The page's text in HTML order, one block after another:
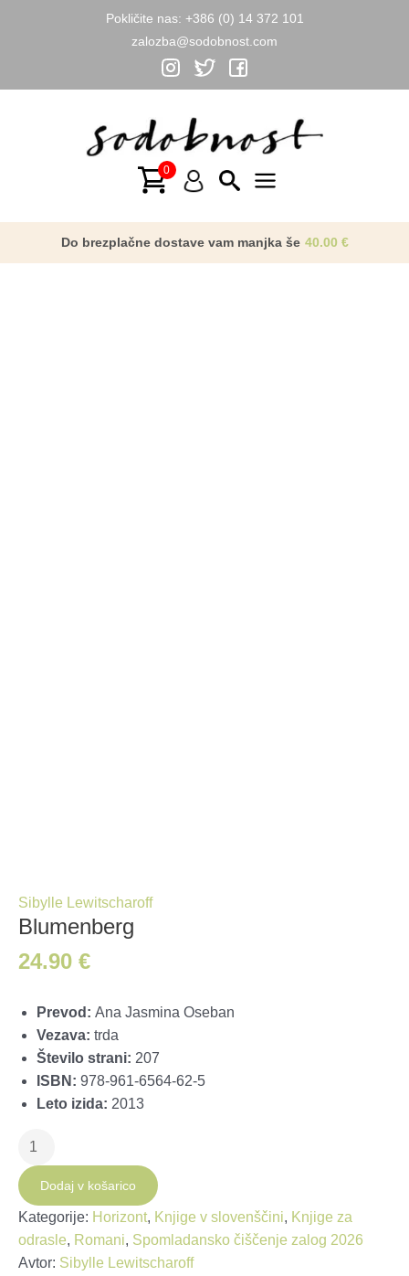
Pokličite nas: +386 (0) 14 372 101
zalozba@sodobnost.com
Menu
Do brezplačne dostave vam manjka še 40.00 €
Sibylle Lewitscharoff
Blumenberg
24.90 €
Prevod: Ana Jasmina Oseban
Vezava: trda
Število strani: 207
ISBN: 978-961-6564-62-5
Leto izida: 2013
Blumenberg
količina
Dodaj v košarico
Kategorije: Horizont, Knjige v slovenščini, Knjige za
odrasle, Romani, Spomladansko čiščenje zalog 2026
Avtor: Sibylle Lewitscharoff